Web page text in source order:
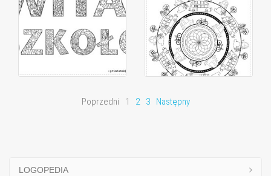
Poprzedni 1 2 3 Następny
LOGOPEDIA